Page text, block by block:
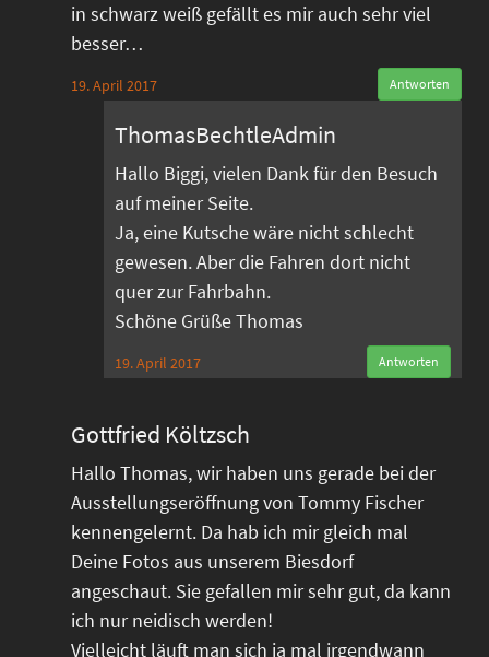
in schwarz weiß gefällt es mir auch sehr viel
besser…
19. April 2017 Antworten
ThomasBechtleAdmin
Hallo Biggi, vielen Dank für den Besuch
auf meiner Seite.
Ja, eine Kutsche wäre nicht schlecht
gewesen. Aber die Fahren dort nicht
quer zur Fahrbahn.
Schöne Grüße Thomas
19. April 2017 Antworten
Gottfried Költzsch
Hallo Thomas, wir haben uns gerade bei der
Ausstellungseröffnung von Tommy Fischer
kennengelernt. Da hab ich mir gleich mal
Deine Fotos aus unserem Biesdorf
angeschaut. Sie gefallen mir sehr gut, da kann
ich nur neidisch werden!
Vielleicht läuft man sich ja mal irgendwann